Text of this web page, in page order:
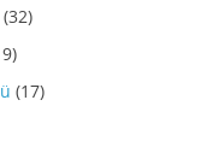
(32)
(17)